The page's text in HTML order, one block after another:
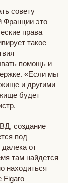
совету
Франции это
права
такое
помощь и
«Если мы
и другими
будет
создание
под
от
там найдется
находиться
Figaro